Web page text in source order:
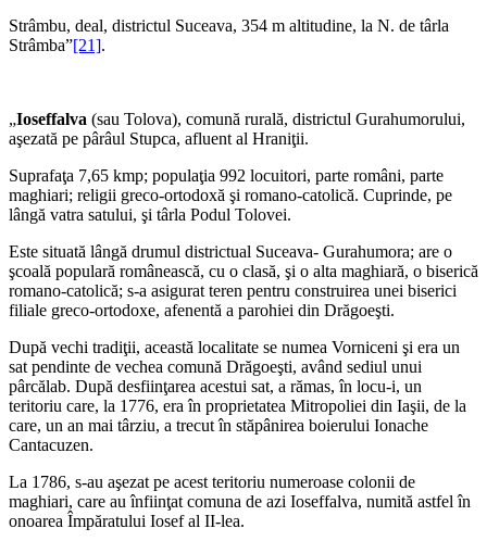
Strâmbu, deal, districtul Suceava, 354 m altitudine, la N. de târla
Strâmba”[21].
„Ioseffalva (sau Tolova), comună rurală, districtul Gurahumorului,
aşezată pe pârâul Stupca, afluent al Hraniţii.
Suprafaţa 7,65 kmp; populaţia 992 locuitori, parte români, parte
maghiari; religii greco-ortodoxă şi romano-catolică. Cuprinde, pe
lângă vatra satului, şi târla Podul Tolovei.
Este situată lângă drumul districtual Suceava- Gurahumora; are o
şcoală populară românească, cu o clasă, şi o alta maghiară, o biserică
romano-catolică; s-a asigurat teren pentru construirea unei biserici
filiale greco-ortodoxe, afenentă a parohiei din Drăgoeşti.
După vechi tradiţii, această localitate se numea Vorniceni şi era un
sat pendinte de vechea comună Drăgoeşti, având sediul unui
pârcălab. După desfiinţarea acestui sat, a rămas, în locu-i, un
teritoriu care, la 1776, era în proprietatea Mitropoliei din Iaşii, de la
care, un an mai târziu, a trecut în stăpânirea boierului Ionache
Cantacuzen.
La 1786, s-au aşezat pe acest teritoriu numeroase colonii de
maghiari, care au înfiinţat comuna de azi Ioseffalva, numită astfel în
onoarea Împăratului Iosef al II-lea.